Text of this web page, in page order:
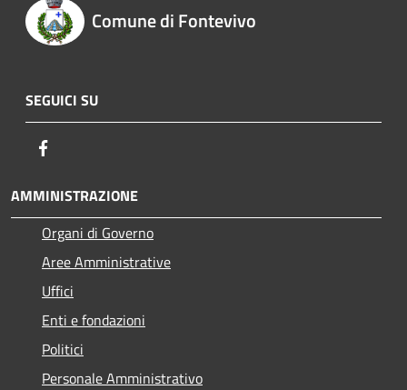
Comune di Fontevivo
SEGUICI SU
AMMINISTRAZIONE
Organi di Governo
Aree Amministrative
Uffici
Enti e fondazioni
Politici
Personale Amministrativo